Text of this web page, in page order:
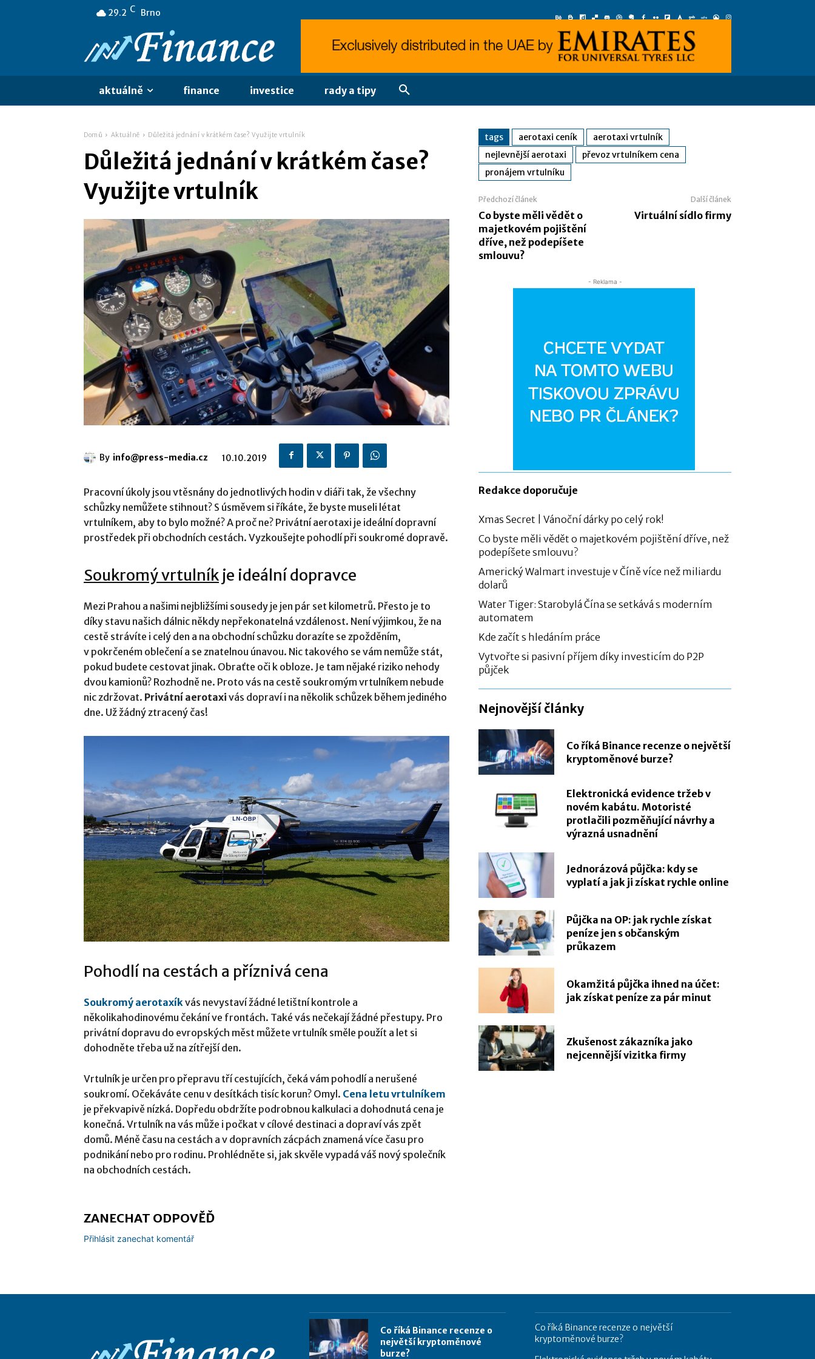
29.2 C Brno
aktuálně finance investice rady a tipy
Domů Aktuálně Důležitá jednání v krátkém čase? Využijte vrtulník
Důležitá jednání v krátkém čase?
Využijte vrtulník
By info@press-media.cz 10.10.2019
Pracovní úkoly jsou vtěsnány do jednotlivých hodin v diáři tak, že všechny
schůzky nemůžete stihnout? S úsměvem si říkáte, že byste museli létat
vrtulníkem, aby to bylo možné? A proč ne? Privátní aerotaxi je ideální dopravní
prostředek při obchodních cestách. Vyzkoušejte pohodlí při soukromé dopravě.
Soukromý vrtulník je ideální dopravce
Mezi Prahou a našimi nejbližšími sousedy je jen pár set kilometrů. Přesto je to
díky stavu našich dálnic někdy nepřekonatelná vzdálenost. Není výjimkou, že na
cestě strávíte i celý den a na obchodní schůzku dorazíte se zpožděním,
v pokrčeném oblečení a se znatelnou únavou. Nic takového se vám nemůže stát,
pokud budete cestovat jinak. Obraťte oči k obloze. Je tam nějaké riziko nehody
dvou kamionů? Rozhodně ne. Proto vás na cestě soukromým vrtulníkem nebude
nic zdržovat. Privátní aerotaxi vás dopraví i na několik schůzek během jediného
dne. Už žádný ztracený čas!
Pohodlí na cestách a příznivá cena
Soukromý aerotaxík vás nevystaví žádné letištní kontrole a
několikahodinovému čekání ve frontách. Také vás nečekají žádné přestupy. Pro
privátní dopravu do evropských měst můžete vrtulník směle použít a let si
dohodněte třeba už na zítřejší den.
Vrtulník je určen pro přepravu tří cestujících, čeká vám pohodlí a nerušené
soukromí. Očekáváte cenu v desítkách tisíc korun? Omyl. Cena letu vrtulníkem
je překvapivě nízká. Dopředu obdržíte podrobnou kalkulaci a dohodnutá cena je
konečná. Vrtulník na vás může i počkat v cílové destinaci a dopraví vás zpět
domů. Méně času na cestách a v dopravních zácpách znamená více času pro
podnikání nebo pro rodinu. Prohlédněte si, jak skvěle vypadá váš nový společník
na obchodních cestách.
tags aerotaxi ceník
aerotaxi vrtulník
nejlevnější aerotaxi
převoz vrtulníkem cena
pronájem vrtulníku
Předchozí článek
Co byste měli vědět o
majetkovém pojištění
dříve, než podepíšete
smlouvu?
Další článek
Virtuální sídlo firmy
- Reklama -
Redakce doporučuje
Xmas Secret | Vánoční dárky po celý rok!
Co byste měli vědět o majetkovém pojištění dříve, než
podepíšete smlouvu?
Americký Walmart investuje v Číně více než miliardu
dolarů
Water Tiger: Starobylá Čína se setkává s moderním
automatem
Kde začít s hledáním práce
Vytvořte si pasivní příjem díky investicím do P2P
půjček
Nejnovější články
Co říká Binance recenze o největší
kryptoměnové burze?
Elektronická evidence tržeb v
novém kabátu. Motoristé
protlačili pozměňující návrhy a
výrazná usnadnění
Jednorázová půjčka: kdy se
vyplatí a jak ji získat rychle online
Půjčka na OP: jak rychle získat
peníze jen s občanským
průkazem
Okamžitá půjčka ihned na účet:
jak získat peníze za pár minut
Zkušenost zákazníka jako
nejcennější vizitka firmy
ZANECHAT ODPOVĚĎ
Přihlásit zanechat komentář
Co říká Binance recenze o
největší kryptoměnové
burze?
Co říká Binance recenze o největší
kryptoměnové burze?